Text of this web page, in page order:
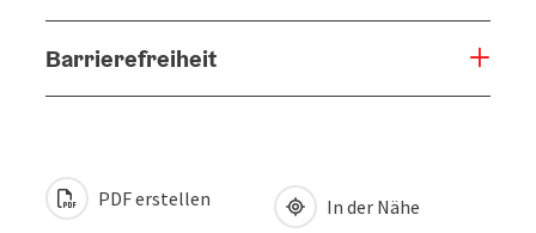
Barrierefreiheit
PDF erstellen In der Nähe